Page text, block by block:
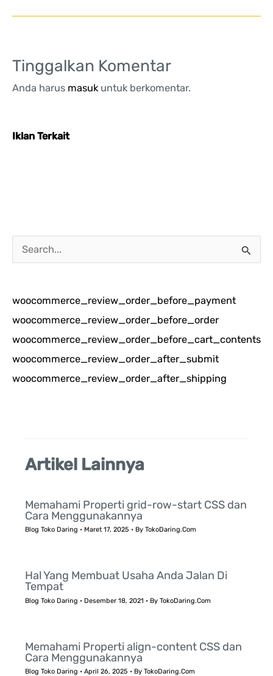
Tinggalkan Komentar
Anda harus masuk untuk berkomentar.
Iklan Terkait
a
i
u
n
t
u
woocommerce_review_order_before_payment
woocommerce_review_order_before_order
woocommerce_review_order_before_cart_contents
woocommerce_review_order_after_submit
woocommerce_review_order_after_shipping
Artikel Lainnya
Memahami Properti grid-row-start CSS dan
Cara Menggunakannya
Blog Toko Daring • Maret 17, 2025 • ByTokoDaring.Com
Hal Yang Membuat Usaha Anda Jalan Di
Tempat
Blog Toko Daring • Desember 18, 2021 • ByTokoDaring.Com
Memahami Properti align-content CSS dan
Cara Menggunakannya
Blog Toko Daring •April 26, 2025 • ByTokoDaring.Com